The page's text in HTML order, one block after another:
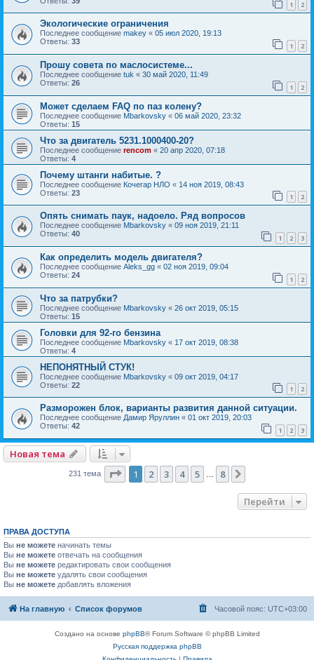
1 2
Экологические ограничения
Последнее сообщение makey « 05 июл 2020, 19:13
Ответы: 33 1 2
Прошу совета по маслосистеме...
Последнее сообщение tuk « 30 май 2020, 11:49
Ответы: 26 1 2
Может сделаем FAQ по паз колену?
Последнее сообщение Mbarkovsky « 06 май 2020, 23:32
Ответы: 15
Что за двигатель 5231.1000400-20?
Последнее сообщение rencom « 20 апр 2020, 07:18
Ответы: 4
Почему штанги набитые. ?
Последнее сообщение Кочегар НЛО « 14 ноя 2019, 08:43
Ответы: 23 1 2
Опять снимать паук, надоело. Ряд вопросов
Последнее сообщение Mbarkovsky « 09 ноя 2019, 21:11
Ответы: 40 1 2 3
Как определить модель двигателя?
Последнее сообщение Aleks_gg « 02 ноя 2019, 09:04
Ответы: 24 1 2
Что за патрубки?
Последнее сообщение Mbarkovsky « 26 окт 2019, 05:15
Ответы: 15
Головки для 92-го бензина
Последнее сообщение Mbarkovsky « 17 окт 2019, 08:38
Ответы: 4
НЕПОНЯТНЫЙ СТУК!
Последнее сообщение Mbarkovsky « 09 окт 2019, 04:17
Ответы: 22 1 2
Разморожен блок, варианты развития данной ситуации.
Последнее сообщение Дамир Яруллин « 01 окт 2019, 20:03
Ответы: 42 1 2 3
Новая тема
231 тема Страница из 8
1 2 3 4 5 8
Перейти
ПРАВА ДОСТУПА
Вы не можете начинать темы
Вы не можете отвечать на сообщения
Вы не можете редактировать свои сообщения
Вы не можете удалять свои сообщения
Вы не можете добавлять вложения
На главную Список форумов Часовой пояс: UTC+03:00
Создано на основе phpBB® Forum Software © phpBB Limited
Русская поддержка phpBB